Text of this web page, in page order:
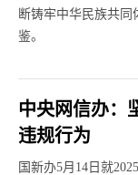
断铸牢中华民族共
鉴。
中央网信办：
违规行为
国新办5月14日就